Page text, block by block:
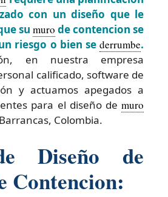
con un diseño que le
su muro de contencion se
riesgo o bien se derrumbe.
en nuestra empresa
calificado, software de
y actuamos apegados a
para el diseño de muro
Colombia.
Diseño de
Contencion: